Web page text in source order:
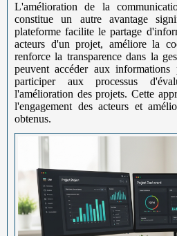
L'amélioration de la
constitue un autre avantage
plateforme facilite le partage
acteurs d'un projet, améliore la
renforce la transparence dans la
peuvent accéder aux informations
participer aux processus
l'amélioration des projets. Cette
l'engagement des acteurs et
obtenus.